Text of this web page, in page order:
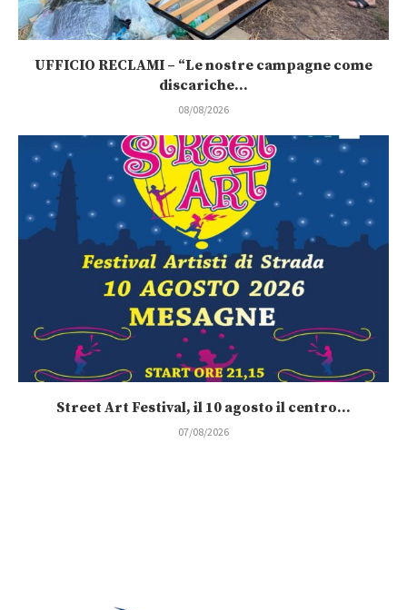
UFFICIO RECLAMI – “Le nostre campagne come
discariche...
08/08/2026
Street Art Festival, il 10 agosto il centro...
07/08/2026